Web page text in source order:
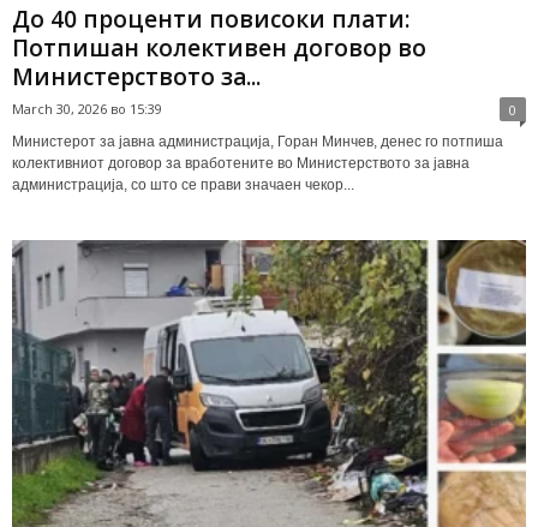
До 40 проценти повисоки плати:
Потпишан колективен договор во
Министерството за...
March 30, 2026 во 15:39 0
Министерот за јавна администрација, Горан Минчев, денес го потпиша
колективниот договор за вработените во Министерството за јавна
администрација, со што се прави значаен чекор...